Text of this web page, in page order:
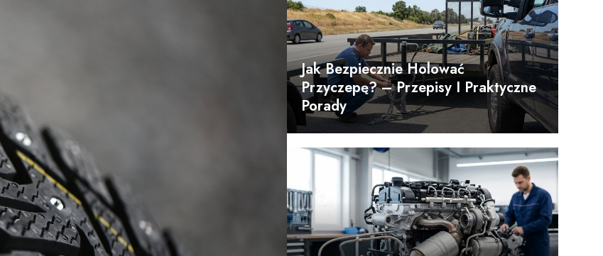
Jak Bezpiecznie Holować
Przyczepę? – Przepisy I Praktyczne
Porady